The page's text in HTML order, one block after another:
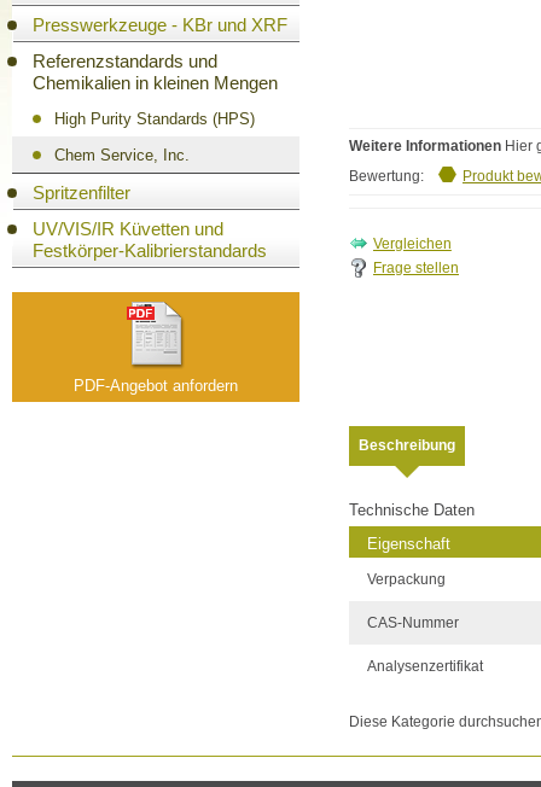
Presswerkzeuge - KBr und XRF
Referenzstandards und
Chemikalien in kleinen Mengen
High Purity Standards (HPS)
Chem Service, Inc.
Spritzenfilter
UV/VIS/IR Küvetten und
Festkörper-Kalibrierstandards
PDF-Angebot anfordern
Weitere Informationen Hier
Bewertung:
Produkt
Frage stellen
Beschreibung
Technische Daten
Eigenschaft
Verpackung
CAS-Nummer
Analysenzertifikat
Diese Kategorie